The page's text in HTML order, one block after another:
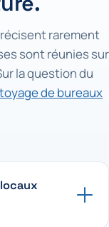
rarement
sont réunies sur
la question du
de bureaux